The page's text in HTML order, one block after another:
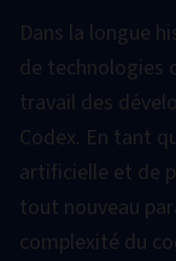
Dans la longue
de technologies
travail des
Codex. En tant
artificielle et de
tout nouveau
complexité du